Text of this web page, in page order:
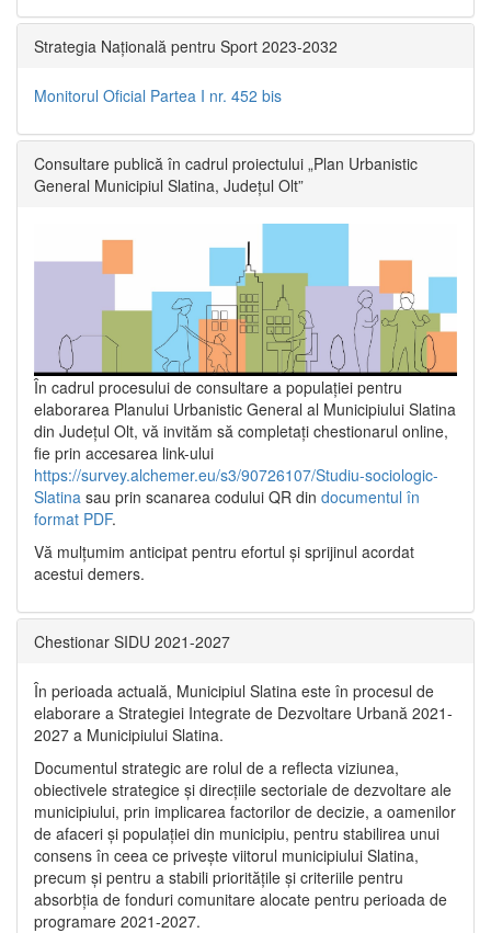
Strategia Națională pentru Sport 2023-2032
Monitorul Oficial Partea I nr. 452 bis
Consultare publică în cadrul proiectului „Plan Urbanistic
General Municipiul Slatina, Județul Olt”
În cadrul procesului de consultare a populaţiei pentru
elaborarea Planului Urbanistic General al Municipiului Slatina
din Județul Olt, vă invităm să completați chestionarul online,
fie prin accesarea link-ului
https://survey.alchemer.eu/s3/90726107/Studiu-sociologic-
Slatina sau prin scanarea codului QR din documentul în
format PDF.
Vă mulţumim anticipat pentru efortul şi sprijinul acordat
acestui demers.
Chestionar SIDU 2021-2027
În perioada actuală, Municipiul Slatina este în procesul de
elaborare a Strategiei Integrate de Dezvoltare Urbană 2021‐
2027 a Municipiului Slatina.
Documentul strategic are rolul de a reflecta viziunea,
obiectivele strategice și direcțiile sectoriale de dezvoltare ale
municipiului, prin implicarea factorilor de decizie, a oamenilor
de afaceri și populației din municipiu, pentru stabilirea unui
consens în ceea ce privește viitorul municipiului Slatina,
precum și pentru a stabili prioritățile și criteriile pentru
absorbția de fonduri comunitare alocate pentru perioada de
programare 2021-2027.